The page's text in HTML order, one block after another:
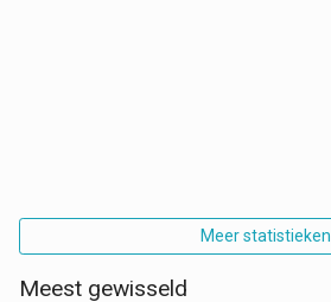
Meer statistieken
Meest gewisseld